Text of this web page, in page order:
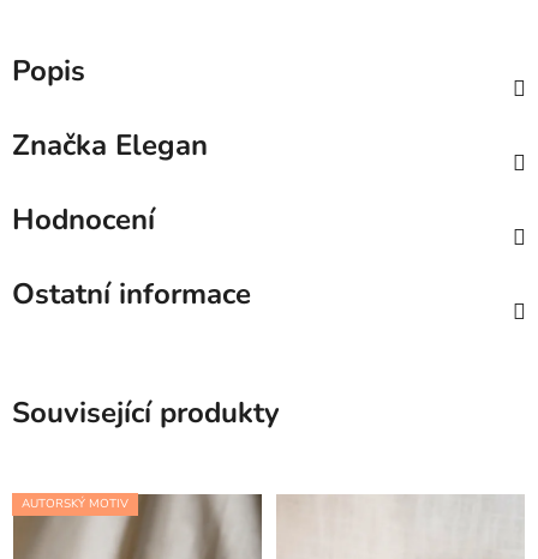
Popis
Značka Elegan
Hodnocení
Ostatní informace
Související produkty
AUTORSKÝ MOTIV